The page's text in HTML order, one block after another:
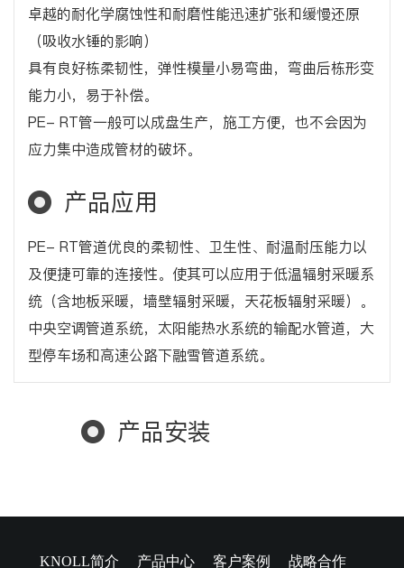
卓越的耐化学腐蚀性和耐磨性能迅速扩张和缓慢还原
（吸收水锤的影响）
具有良好栋柔韧性，弹性模量小易弯曲，弯曲后栋形变
能力小，易于补偿。
PE- RT管一般可以成盘生产，施工方便，也不会因为
应力集中造成管材的破坏。
产品应用
PE- RT管道优良的柔韧性、卫生性、耐温耐压能力以
及便捷可靠的连接性。使其可以应用于低温辐射采暖系
统（含地板采暖，墙壁辐射采暖，天花板辐射采暖）。
中央空调管道系统，太阳能热水系统的输配水管道，大
型停车场和高速公路下融雪管道系统。
产品安装
KNOLL简介 产品中心 客户案例 战略合作